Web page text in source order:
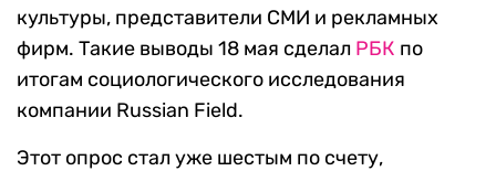
культуры, представители СМИ и рекламных
фирм. Такие выводы 18 мая сделал РБК по
итогам социологического исследования
компании Russian Field.
Этот опрос стал уже шестым по счету,